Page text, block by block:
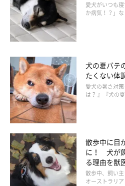
撮影／尾﨑たまき
リードをおへその前で両手で握りま
初は戸惑いますが、しだいに落ち着
うに。リードをたるませ見上げてき
歩き出して。
愛犬がいつも
か病気！？」
犬の夏バテ
たくない体
愛犬の暑さ対
は？ 』『犬の
散歩中に目
に！ 犬が
る理由を獣
散歩中、飼い
オーストラリ